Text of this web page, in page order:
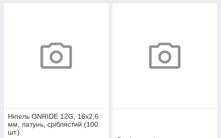
Ніпель ONRIDE 12G, 16x2,6
мм, латунь, сріблястий (100
шт.)